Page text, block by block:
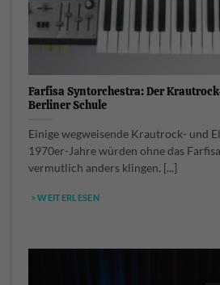
Farfisa Syntorchestra: Der
Berliner Schule
Einige wegweisende Krautrock- und
1970er-Jahre würden ohne das
vermutlich anders klingen. [...]
> WEITERLESEN